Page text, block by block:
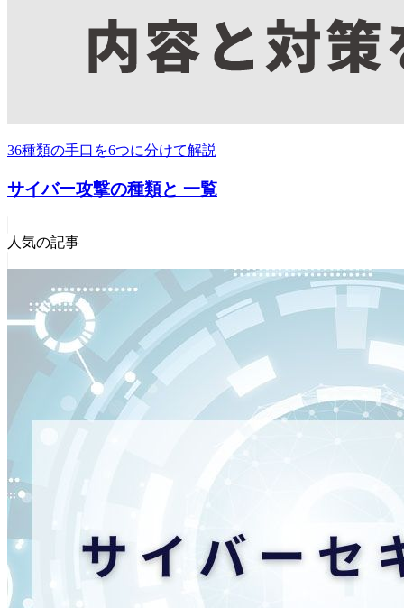
36種類の手口を6つに分けて解説
サイバー攻撃の種類と 一覧
人気の記事